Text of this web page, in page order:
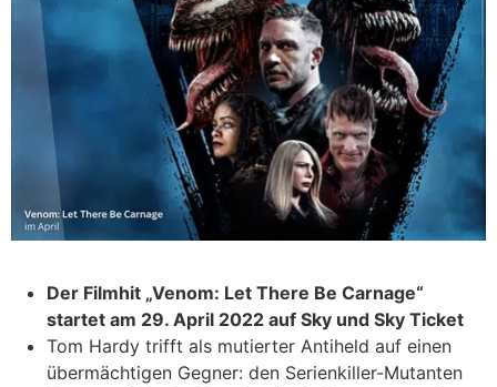
Der Filmhit „Venom: Let There Be Carnage“
startet am 29. April 2022 auf Sky und Sky Ticket
Tom Hardy trifft als mutierter Antiheld auf einen
übermächtigen Gegner: den Serienkiller-Mutanten